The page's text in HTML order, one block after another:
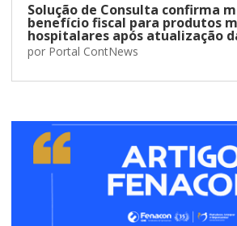
Solução de Consulta confirma
benefício fiscal para produtos
hospitalares após atualização
por Portal ContNews